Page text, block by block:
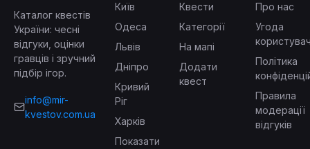
Каталог квестів
України: чесні
відгуки, оцінки
гравців і зручний
підбір ігор.
info@mir-
kvestov.com.ua
Київ
Одеса
Львів
Дніпро
Кривий
Ріг
Харків
Показати
Квести
Категорії
На мапі
Додати
квест
Про нас
Угода
Політика
Правила
модерації
відгуків